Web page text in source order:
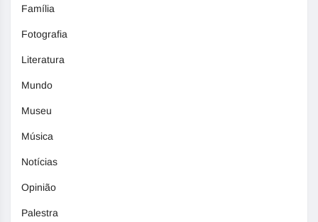
Família
Fotografia
Literatura
Mundo
Museu
Música
Notícias
Opinião
Palestra